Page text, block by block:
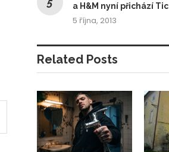
a H&M nyní přichází Tic
5 října, 2013
Related Posts